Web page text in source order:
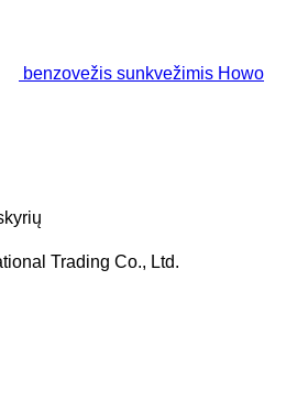
benzovežis sunkvežimis Howo
Trading Co., Ltd.